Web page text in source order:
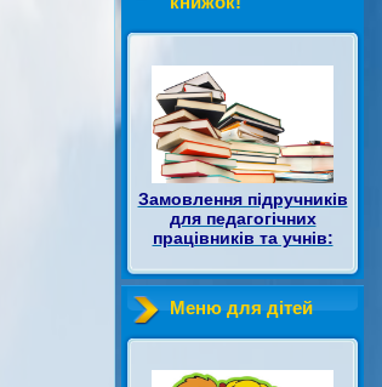
Замовлення підручників
для педагогічних
працівників та учнів:
Меню для дітей